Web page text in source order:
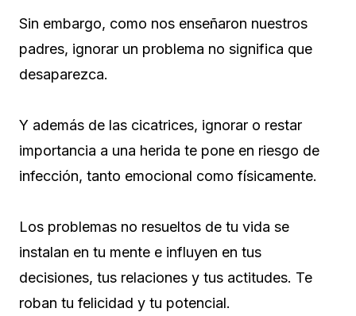
Sin embargo, como nos enseñaron nuestros
padres, ignorar un problema no significa que
desaparezca.
Y además de las cicatrices, ignorar o restar
importancia a una herida te pone en riesgo de
infección, tanto emocional como físicamente.
Los problemas no resueltos de tu vida se
instalan en tu mente e influyen en tus
decisiones, tus relaciones y tus actitudes. Te
roban tu felicidad y tu potencial.